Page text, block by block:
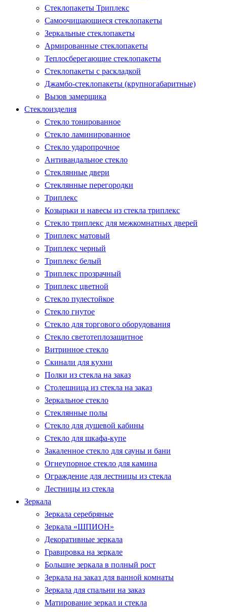
Стеклопакеты Триплекс
Самоочищающиеся стеклопакеты
Зеркальные стеклопакеты
Армированные стеклопакеты
Теплосберегающие стеклопакеты
Стеклопакеты с раскладкой
Джамбо-стеклопакеты (крупногабаритные)
Вызов замерщика
Стеклоизделия
Стекло тонированное
Стекло ламинированное
Стекло ударопрочное
Антивандальное стекло
Стеклянные двери
Стеклянные перегородки
Триплекс
Козырьки и навесы из стекла триплекс
Стекло триплекс для межкомнатных дверей
Триплекс матовый
Триплекс черный
Триплекс белый
Триплекс прозрачный
Триплекс цветной
Стекло пулестойкое
Стекло гнутое
Стекло для торгового оборудования
Стекло светотеплозащитное
Витринное стекло
Скинали для кухни
Полки из стекла на заказ
Столешница из стекла на заказ
Зеркальное стекло
Стеклянные полы
Стекло для душевой кабины
Стекло для шкафа-купе
Закаленное стекло для сауны и бани
Огнеупорное стекло для камина
Ограждение для лестницы из стекла
Лестницы из стекла
Зеркала
Зеркала серебряные
Зеркала «ШПИОН»
Декоративные зеркала
Гравировка на зеркале
Большие зеркала в полный рост
Зеркала на заказ для ванной комнаты
Зеркала для спальни на заказ
Матирование зеркал и стекла